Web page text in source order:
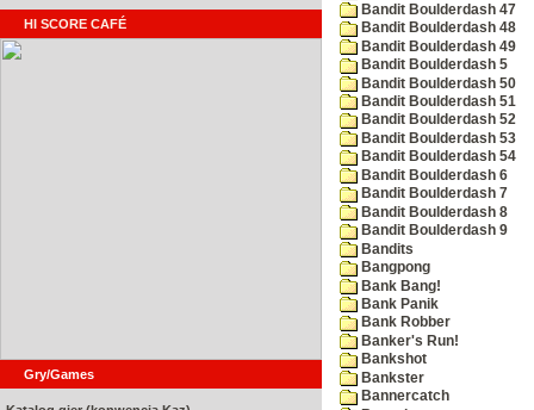
HI SCORE CAFÉ
Gry/Games
Bandit Boulderdash 47
Bandit Boulderdash 48
Bandit Boulderdash 49
Bandit Boulderdash 5
Bandit Boulderdash 50
Bandit Boulderdash 51
Bandit Boulderdash 52
Bandit Boulderdash 53
Bandit Boulderdash 54
Bandit Boulderdash 6
Bandit Boulderdash 7
Bandit Boulderdash 8
Bandit Boulderdash 9
Bandits
Bangpong
Bank Bang!
Bank Panik
Bank Robber
Banker's Run!
Bankshot
Bankster
Bannercatch